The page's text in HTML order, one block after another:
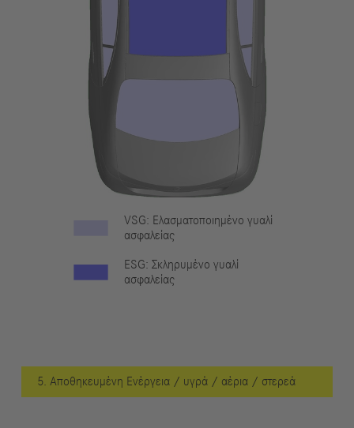
VSG: Ελασματοποιημένο γυαλί
ασφαλείας
ESG: Σκληρυμένο γυαλί
ασφαλείας
5. Αποθηκευμένη Ενέργεια / υγρά / αέρια / στερεά